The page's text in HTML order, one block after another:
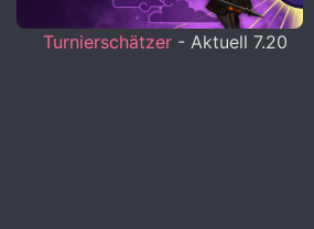
Turnierschätzer - Aktuell 7.20